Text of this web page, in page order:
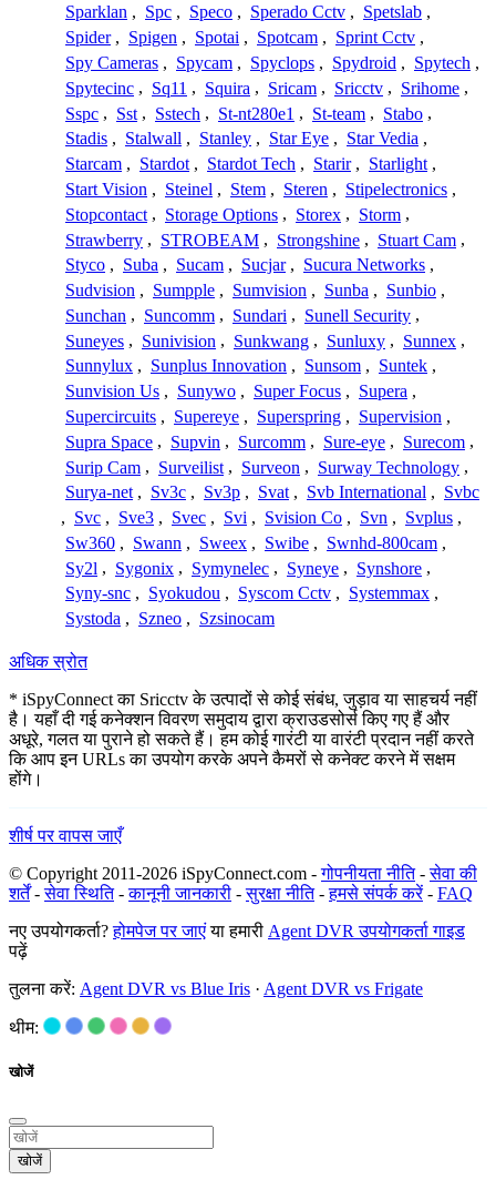
Sparklan , Spc , Speco , Sperado Cctv , Spetslab ,
Spider , Spigen , Spotai , Spotcam , Sprint Cctv ,
Spy Cameras , Spycam , Spyclops , Spydroid , Spytech ,
Spytecinc , Sq11 , Squira , Sricam , Sricctv , Srihome ,
Sspc , Sst , Sstech , St-nt280e1 , St-team , Stabo ,
Stadis , Stalwall , Stanley , Star Eye , Star Vedia ,
Starcam , Stardot , Stardot Tech , Starir , Starlight ,
Start Vision , Steinel , Stem , Steren , Stipelectronics ,
Stopcontact , Storage Options , Storex , Storm ,
Strawberry , STROBEAM , Strongshine , Stuart Cam ,
Styco , Suba , Sucam , Sucjar , Sucura Networks ,
Sudvision , Sumpple , Sumvision , Sunba , Sunbio ,
Sunchan , Suncomm , Sundari , Sunell Security ,
Suneyes , Sunivision , Sunkwang , Sunluxy , Sunnex ,
Sunnylux , Sunplus Innovation , Sunsom , Suntek ,
Sunvision Us , Sunywo , Super Focus , Supera ,
Supercircuits , Supereye , Superspring , Supervision ,
Supra Space , Supvin , Surcomm , Sure-eye , Surecom ,
Surip Cam , Surveilist , Surveon , Surway Technology ,
Surya-net , Sv3c , Sv3p , Svat , Svb International , Svbc
, Svc , Sve3 , Svec , Svi , Svision Co , Svn , Svplus ,
Sw360 , Swann , Sweex , Swibe , Swnhd-800cam ,
Sy2l , Sygonix , Symynelec , Syneye , Synshore ,
Syny-snc , Syokudou , Syscom Cctv , Systemmax ,
Systoda , Szneo , Szsinocam
अधिक स्रोत
* iSpyConnect का Sricctv के उत्पादों से कोई संबंध, जुड़ाव या साहचर्य नहीं
है। यहाँ दी गई कनेक्शन विवरण समुदाय द्वारा क्राउडसोर्स किए गए हैं और
अधूरे, गलत या पुराने हो सकते हैं। हम कोई गारंटी या वारंटी प्रदान नहीं करते
कि आप इन URLs का उपयोग करके अपने कैमरों से कनेक्ट करने में सक्षम
होंगे।
शीर्ष पर वापस जाएँ
© Copyright 2011-2026 iSpyConnect.com -गोपनीयता नीति-सेवा की
शर्तें-सेवा स्थिति-कानूनी जानकारी -सुरक्षा नीति-हमसे संपर्क करें- FAQ
नए उपयोगकर्ता?होमपेज पर जाएंया हमारी Agent DVR उपयोगकर्ता गाइड
पढ़ें
तुलना करें: Agent DVR vs Blue Iris · Agent DVR vs Frigate
थीम:
खोजें
खोजें